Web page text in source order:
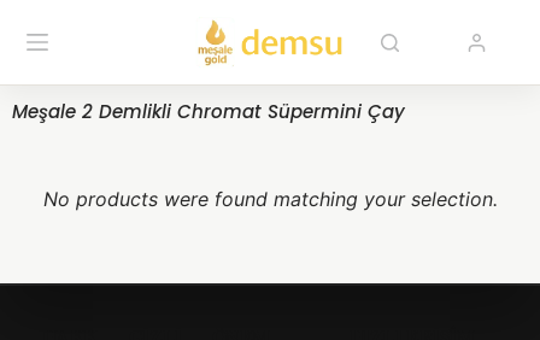
Meşale 2 Demlikli Chromat Süpermini Çay
No products were found matching your selection.